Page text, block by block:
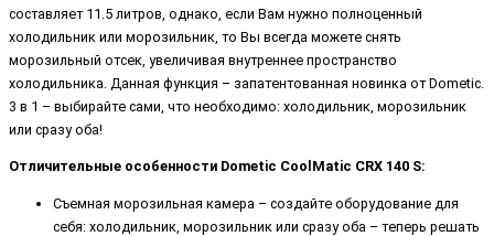
составляет 11.5 литров, однако, если Вам нужно полноценный
холодильник или морозильник, то Вы всегда можете снять
морозильный отсек, увеличивая внутреннее пространство
холодильника. Данная функция – запатентованная новинка от Dometic.
3 в 1 – выбирайте сами, что необходимо: холодильник, морозильник
или сразу оба!
Отличительные особенности Dometic CoolMatic CRX 140 S:
Съемная морозильная камера – создайте оборудование для
себя: холодильник, морозильник или сразу оба – теперь решать